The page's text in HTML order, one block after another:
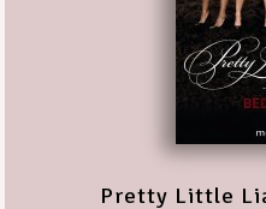
Pretty Little